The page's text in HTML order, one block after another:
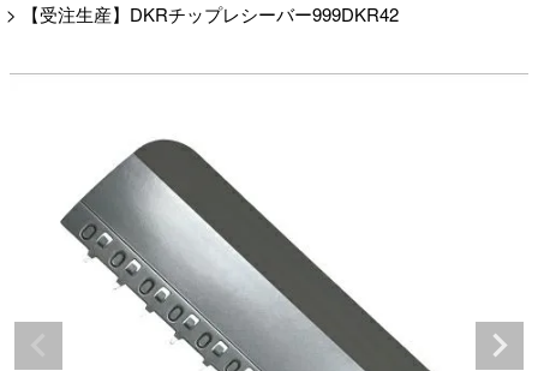
【受注生産】DKRチップレシーバー999DKR42